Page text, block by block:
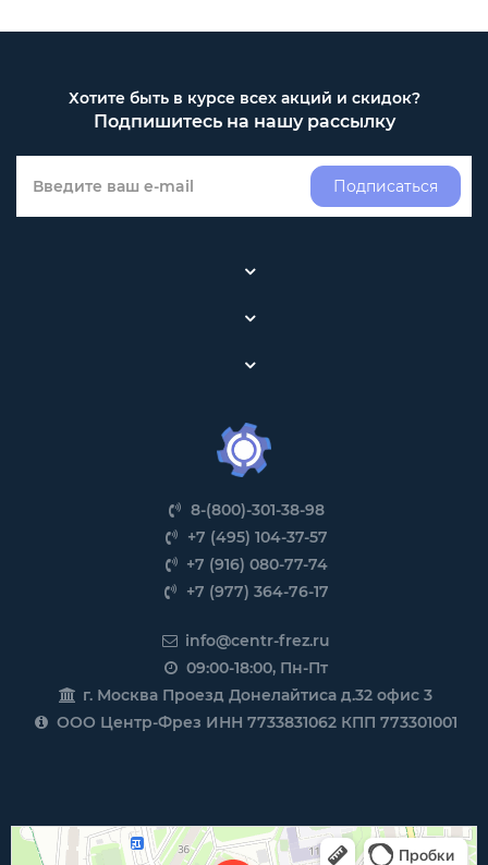
Хотите быть в курсе всех акций и скидок?
Подпишитесь на нашу рассылку
Подписаться
8-(800)-301-38-98
+7 (495) 104-37-57
+7 (916) 080-77-74
+7 (977) 364-76-17
info@centr-frez.ru
09:00-18:00, Пн-Пт
г. Москва Проезд Донелайтиса д.32 офис 3
ООО Центр-Фрез ИНН 7733831062 КПП 773301001